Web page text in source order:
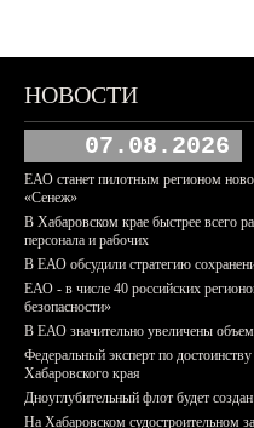
НОВОСТИ
07.08.2026
ЕАО станет пилотным регионом
«Сенеж»
В Хабаровском крае быстрее всего
персонала и рабочих
В ЕАО обсудили стратегию
ЕАО - в числе 40 российских
безопасности»
В ЕАО значительно увеличены
Федеральный эксперт по
Хабаровского края
Дноуглубительный флот будет
На Хабаровском судостроительном